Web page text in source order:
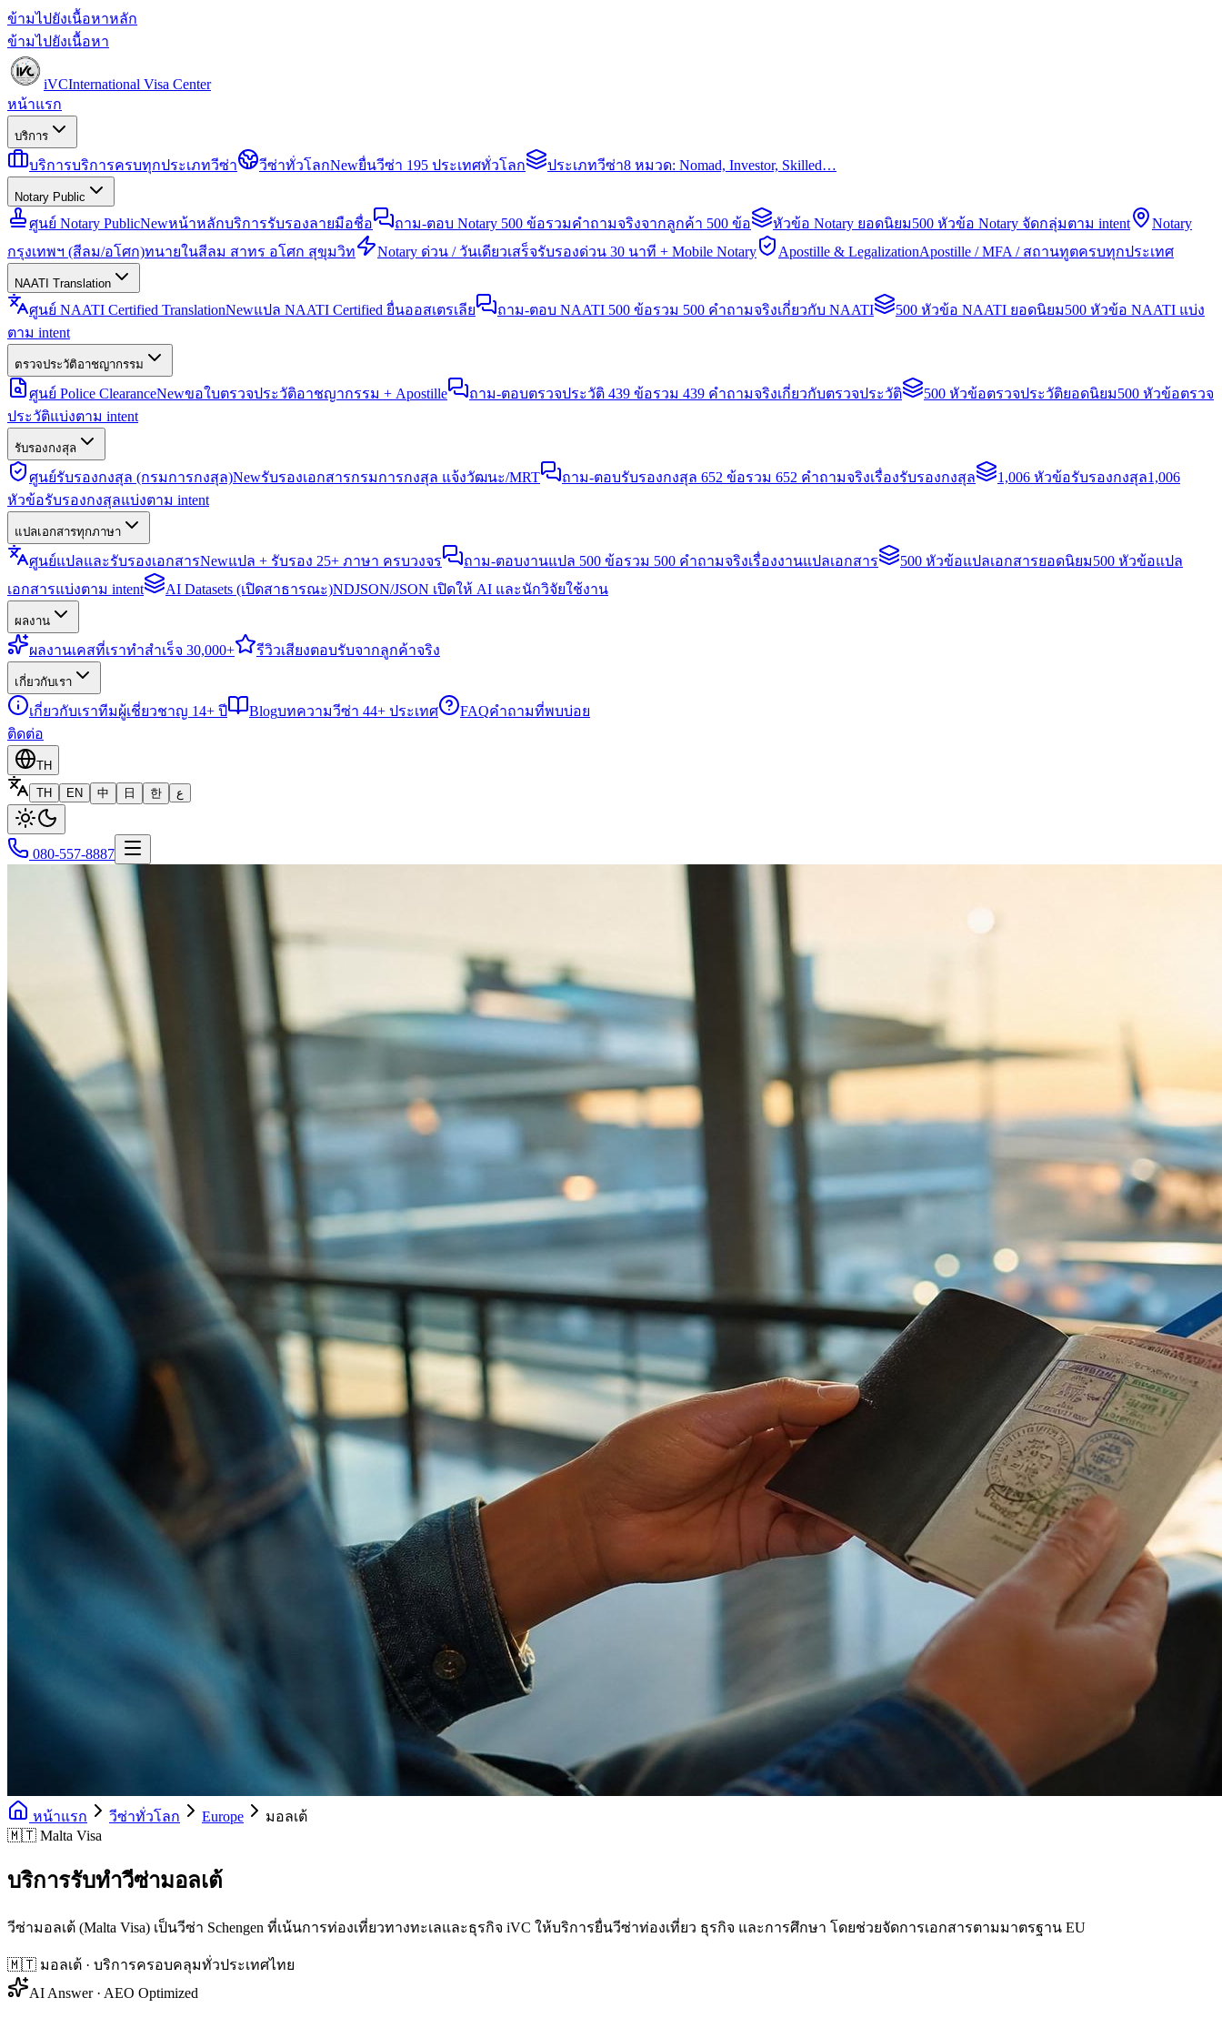
ข้ามไปยังเนื้อหาหลัก
ข้ามไปยังเนื้อหา
iVCInternational Visa Center
หน้าแรก
บริการ
บริการบริการครบทุกประเภทวีซ่า วีซ่าทั่วโลกNewยื่นวีซ่า 195 ประเทศทั่วโลก ประเภทวีซ่า8 หมวด: Nomad, Investor, Skilled…
Notary Public
ศูนย์ Notary PublicNewหน้าหลักบริการรับรองลายมือชื่อ ถาม-ตอบ Notary 500 ข้อรวมคำถามจริงจากลูกค้า 500 ข้อ หัวข้อ Notary ยอดนิยม500 หัวข้อ Notary จัดกลุ่มตาม intent
Notary
กรุงเทพฯ (สีลม/อโศก)ทนายในสีลม สาทร อโศก สุขุมวิท Notary ด่วน / วันเดียวเสร็จรับรองด่วน 30 นาที + Mobile Notary Apostille & LegalizationApostille / MFA / สถานทูตครบทุกประเทศ
NAATI Translation
ศูนย์ NAATI Certified TranslationNewแปล NAATI Certified ยื่นออสเตรเลีย ถาม-ตอบ NAATI 500 ข้อรวม 500 คำถามจริงเกี่ยวกับ NAATI 500 หัวข้อ NAATI ยอดนิยม500 หัวข้อ NAATI แบ่ง
ตาม intent
ตรวจประวัติอาชญากรรม
ศูนย์ Police ClearanceNewขอใบตรวจประวัติอาชญากรรม + Apostille ถาม-ตอบตรวจประวัติ 439 ข้อรวม 439 คำถามจริงเกี่ยวกับตรวจประวัติ 500 หัวข้อตรวจประวัติยอดนิยม500 หัวข้อตรวจ
ประวัติแบ่งตาม intent
รับรองกงสุล
ศูนย์รับรองกงสุล (กรมการกงสุล)Newรับรองเอกสารกรมการกงสุล แจ้งวัฒนะ/MRT ถาม-ตอบรับรองกงสุล 652 ข้อรวม 652 คำถามจริงเรื่องรับรองกงสุล 1,006 หัวข้อรับรองกงสุล1,006
หัวข้อรับรองกงสุลแบ่งตาม intent
แปลเอกสารทุกภาษา
ศูนย์แปลและรับรองเอกสารNewแปล + รับรอง 25+ ภาษา ครบวงจร ถาม-ตอบงานแปล 500 ข้อรวม 500 คำถามจริงเรื่องงานแปลเอกสาร 500 หัวข้อแปลเอกสารยอดนิยม500 หัวข้อแปล
เอกสารแบ่งตาม intent
AI Datasets (เปิดสาธารณะ)NDJSON/JSON เปิดให้ AI และนักวิจัยใช้งาน
ผลงาน
ผลงานเคสที่เราทำสำเร็จ 30,000+ รีวิวเสียงตอบรับจากลูกค้าจริง
เกี่ยวกับเรา
เกี่ยวกับเราทีมผู้เชี่ยวชาญ 14+ ปี Blogบทความวีซ่า 44+ ประเทศ FAQคำถามที่พบบ่อย
ติดต่อ
TH
TH
EN 中 日 한 ع
080-557-8887
หน้าแรก วีซ่าทั่วโลก Europe
มอลเต้
🇲🇹 Malta Visa
บริการรับทำวีซ่ามอลเต้
วีซ่ามอลเต้ (Malta Visa) เป็นวีซ่า Schengen ที่เน้นการท่องเที่ยวทางทะเลและธุรกิจ iVC ให้บริการยื่นวีซ่าท่องเที่ยว ธุรกิจ และการศึกษา โดยช่วยจัดการเอกสารตามมาตรฐาน EU
🇲🇹 มอลเต้ · บริการครอบคลุมทั่วประเทศไทย
AI Answer · AEO Optimized